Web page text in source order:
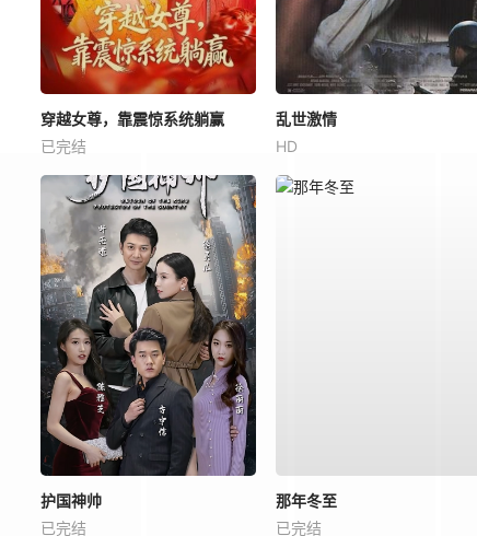
穿越女尊，靠震惊系统躺赢
已完结
乱世激情
HD
护国神帅
已完结
那年冬至
已完结